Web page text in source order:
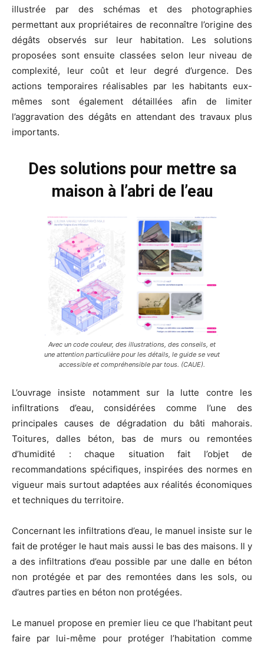
illustrée par des schémas et des photographies
permettant aux propriétaires de reconnaître l’origine des
dégâts observés sur leur habitation. Les solutions
proposées sont ensuite classées selon leur niveau de
complexité, leur coût et leur degré d’urgence. Des
actions temporaires réalisables par les habitants eux-
mêmes sont également détaillées afin de limiter
l’aggravation des dégâts en attendant des travaux plus
importants.
Des solutions pour mettre sa
maison à l’abri de l’eau
Avec un code couleur, des illustrations, des conseils, et
une attention particulière pour les détails, le guide se veut
accessible et compréhensible par tous. (CAUE).
L’ouvrage insiste notamment sur la lutte contre les
infiltrations d’eau, considérées comme l’une des
principales causes de dégradation du bâti mahorais.
Toitures, dalles béton, bas de murs ou remontées
d’humidité : chaque situation fait l’objet de
recommandations spécifiques, inspirées des normes en
vigueur mais surtout adaptées aux réalités économiques
et techniques du territoire.
Concernant les infiltrations d’eau, le manuel insiste sur le
fait de protéger le haut mais aussi le bas des maisons. Il y
a des infiltrations d’eau possible par une dalle en béton
non protégée et par des remontées dans les sols, ou
d’autres parties en béton non protégées.
Le manuel propose en premier lieu ce que l’habitant peut
faire par lui-même pour protéger l’habitation comme